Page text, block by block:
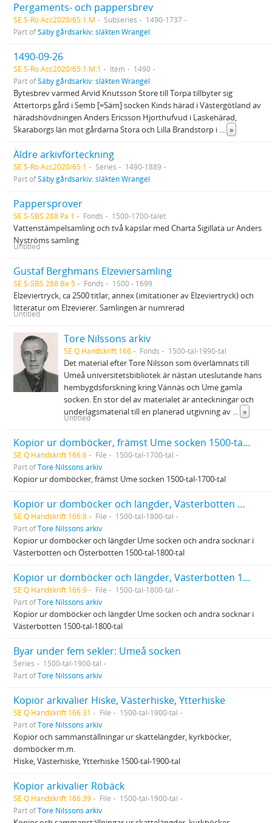
Pergaments- och pappersbrev
SE S-Ro Acc2020/65:1:M Subseries
1490-1737
Part ofSäby gårdsarkiv: släkten Wrangel
1490-09-26
SE S-Ro Acc2020/65:1:M:1 Item
1490
Part ofSäby gårdsarkiv: släkten Wrangel
Bytesbrev varmed Arvid Knutsson Store till Torpa tillbyter sig
Attertorps gård i Semb [=Säm] socken Kinds härad i Västergötland av
häradshövdningen Anders Ericsson Hjorthufvud i Laskehärad,
Skaraborgs län mot gårdarna Stora och Lilla Brandstorp i ... »
Äldre arkivförteckning
SE S-Ro Acc2020/65:1 Series
1490-1889
Part ofSäby gårdsarkiv: släkten Wrangel
Pappersprover
SE S-SBS 288 Pa 1 Fonds 1500-1700-talet
Vattenstämpelsamling och två kapslar med Charta Sigillata ur Anders
Nyströms samling
Untitled
Gustaf Berghmans Elzeviersamling
SE S-SBS 288 Be 5 Fonds 1500 - 1699
Elzeviertryck, ca 2500 titlar, annex (imitationer av Elzeviertryck) och
litteratur om Elzevierer. Samlingen är numrerad
Untitled
Tore Nilssons arkiv
SE Q Handskrift 166 Fonds 1500-tal-1990-tal
Det material efter Tore Nilsson som överlämnats till
Umeå universitetsbibliotek är nästan uteslutande hans
hembygdsforskning kring Vännäs och Ume gamla
socken. En stor del av materialet är anteckningar och
underlagsmaterial till en planerad utgivning av ... »
Untitled
Kopior ur domböcker, främst Ume socken 1500-tal-1700-tal
SE Q Handskrift 166:6 File
1500-tal-1700-tal
Part ofTore Nilssons arkiv
Kopior ur domböcker, främst Ume socken 1500-tal-1700-tal
Kopior ur domböcker och längder, Västerbotten och Österbotten 1500-tal-1800-tal
SE Q Handskrift 166:8 File
1500-tal-1800-tal
Part ofTore Nilssons arkiv
Kopior ur domböcker och längder Ume socken och andra socknar i
Västerbotten och Österbotten 1500-tal-1800-tal
Kopior ur domböcker och längder, Västerbotten 1500-tal-1800-tal
SE Q Handskrift 166:9 File
1500-tal-1800-tal
Part ofTore Nilssons arkiv
Kopior ur domböcker och längder Ume socken och andra socknar i
Västerbotten 1500-tal-1800-tal
Byar under fem sekler: Umeå socken
Series
1500-tal-1900-tal
Part ofTore Nilssons arkiv
Kopior arkivalier Hiske, Västerhiske, Ytterhiske
SE Q Handskrift 166:31 File
1500-tal-1900-tal
Part ofTore Nilssons arkiv
Kopior och sammanställningar ur skattelängder, kyrkböcker,
domböcker m.m.
Hiske, Västerhiske, Ytterhiske 1500-tal-1900-tal
Kopior arkivalier Röbäck
SE Q Handskrift 166:39 File
1500-tal-1900-tal
Part ofTore Nilssons arkiv